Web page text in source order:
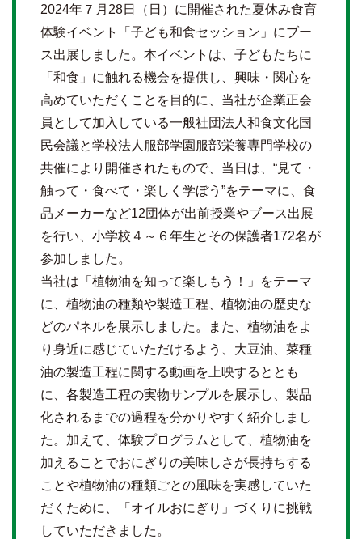
2024年７月28日（日）に開催された夏休み食育
体験イベント「子ども和食セッション」にブー
ス出展しました。本イベントは、子どもたちに
「和食」に触れる機会を提供し、興味・関心を
高めていただくことを目的に、当社が企業正会
員として加入している一般社団法人和食文化国
民会議と学校法人服部学園服部栄養専門学校の
共催により開催されたもので、当日は、“見て・
触って・食べて・楽しく学ぼう”をテーマに、食
品メーカーなど12団体が出前授業やブース出展
を行い、小学校４～６年生とその保護者172名が
参加しました。
当社は「植物油を知って楽しもう！」をテーマ
に、植物油の種類や製造工程、植物油の歴史な
どのパネルを展示しました。また、植物油をよ
り身近に感じていただけるよう、大豆油、菜種
油の製造工程に関する動画を上映するととも
に、各製造工程の実物サンプルを展示し、製品
化されるまでの過程を分かりやすく紹介しまし
た。加えて、体験プログラムとして、植物油を
加えることでおにぎりの美味しさが長持ちする
ことや植物油の種類ごとの風味を実感していた
だくために、「オイルおにぎり」づくりに挑戦
していただきました。